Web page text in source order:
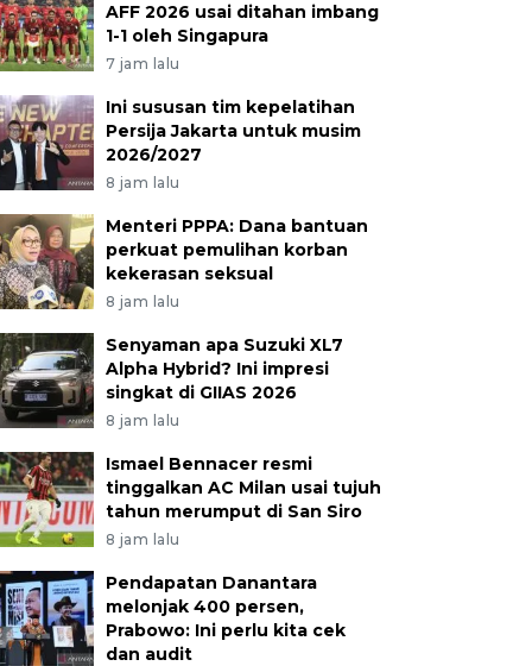
AFF 2026 usai ditahan imbang
1-1 oleh Singapura
7 jam lalu
Ini sususan tim kepelatihan
Persija Jakarta untuk musim
2026/2027
8 jam lalu
Menteri PPPA: Dana bantuan
perkuat pemulihan korban
kekerasan seksual
8 jam lalu
Senyaman apa Suzuki XL7
Alpha Hybrid? Ini impresi
singkat di GIIAS 2026
8 jam lalu
Ismael Bennacer resmi
tinggalkan AC Milan usai tujuh
tahun merumput di San Siro
8 jam lalu
Pendapatan Danantara
melonjak 400 persen,
Prabowo: Ini perlu kita cek
dan audit